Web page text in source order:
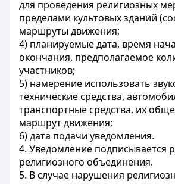
для проведения религиозных
пределами культовых зданий
маршруты движения;
4) планируемые дата, время
окончания, предполагаемое
участников;
5) намерение использовать
технические средства,
транспортные средства, их
маршрут движения;
6) дата подачи уведомления.
4. Уведомление подписывается
религиозного объединения.
5. В случае нарушения